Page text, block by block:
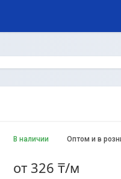
В наличии Оптом и в
от 326 ₸/м